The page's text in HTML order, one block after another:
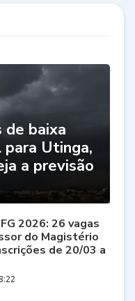
baixa
Utinga,
a previsão
2026: 26 vagas
do Magistério
de 20/03 a